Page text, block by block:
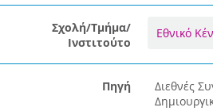
Σχολή/Τμήμα/
Ινστιτούτο
Εθνικό
Πηγή
Διεθνές